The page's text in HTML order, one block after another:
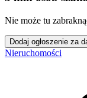
Nie może tu
Dodaj ogłoszenie za
Nieruchomości